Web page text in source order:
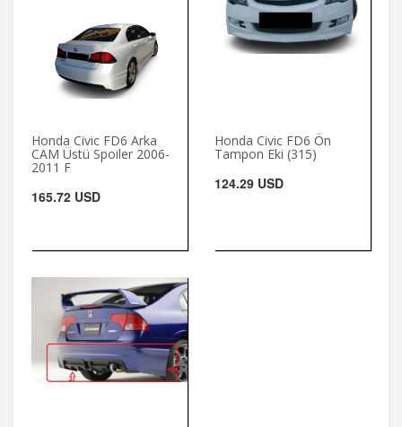
Honda Civic FD6 Arka
CAM Üstü Spoiler 2006-
2011 F
165.72 USD
Honda Civic FD6 Ön
Tampon Eki (315)
124.29 USD